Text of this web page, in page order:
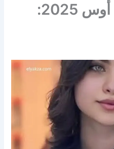
قصة مقطع سارة أوس 2025: